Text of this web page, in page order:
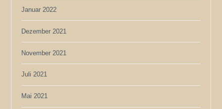
Januar 2022
Dezember 2021
November 2021
Juli 2021
Mai 2021